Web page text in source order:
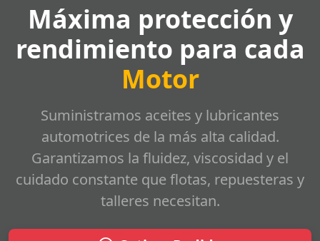
Máxima protección y
rendimiento para cada
Motor
Suministramos aceites y lubricantes
automotrices de la más alta calidad.
Garantizamos la fluidez, viscosidad y el
cuidado constante que flotas, repuesteras y
talleres necesitan.